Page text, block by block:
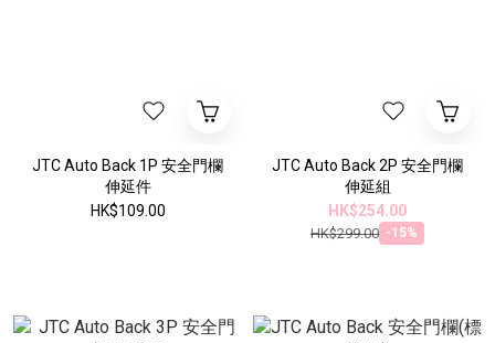
JTC Auto Back 1P 安全門欄
伸延件
HK$109.00
JTC Auto Back 2P 安全門欄
伸延組
HK$254.00
HK$299.00 -15%